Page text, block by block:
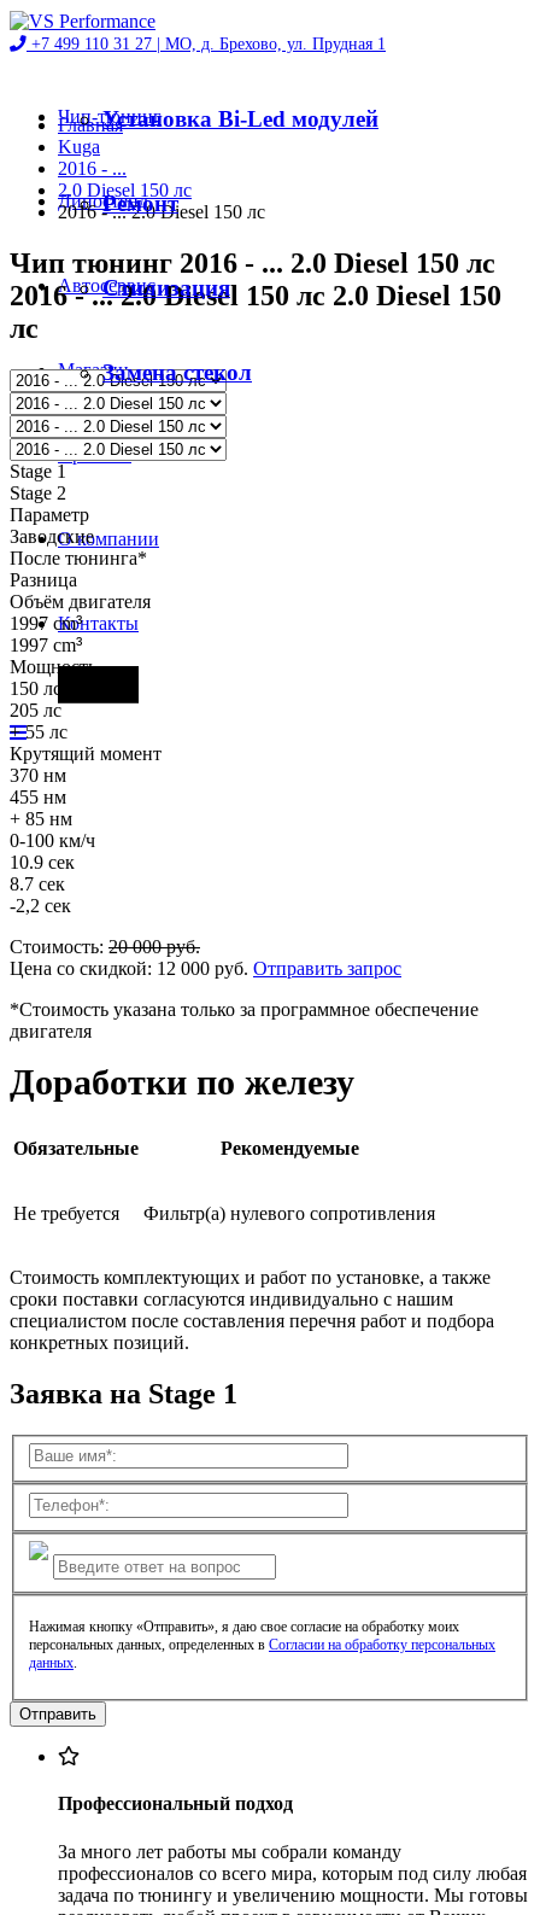
+7 499 110 31 27 | МО, д. Брехово, ул. Прудная 1
Чип-тюнинг
Диностенд
Автосервис
Магазин
Проекты
О компании
Контакты
Установка Bi-Led модулей
Ремонт
Стилизация
Замена стекол
Главная
Kuga
2016 - ...
2.0 Diesel 150 лс
2016 - ... 2.0 Diesel 150 лс
Чип тюнинг 2016 - ... 2.0 Diesel 150 лс
2016 - ... 2.0 Diesel 150 лс 2.0 Diesel 150
лс
Stage 1
Stage 2
Параметр
Заводские
После тюнинга*
Разница
Объём двигателя
1997 cm³
1997 cm³
Мощность
150 лс
205 лс
+ 55 лс
Крутящий момент
370 нм
455 нм
+ 85 нм
0-100 км/ч
10.9 сек
8.7 сек
-2,2 сек
Стоимость: 20 000руб.
Цена со скидкой: 12 000 руб. Отправить запрос
*Стоимость указана только за программное обеспечение
двигателя
Доработки по железу
Обязательные Рекомендуемые
Не требуется Фильтр(а) нулевого сопротивления
Стоимость комплектующих и работ по установке, а также
сроки поставки согласуются индивидуально с нашим
специалистом после составления перечня работ и подбора
конкретных позиций.
Заявка на Stage 1
Нажимая кнопку «Отправить», я даю свое согласие на обработку моих
персональных данных, определенных в Согласии на обработку персональных
данных.
Профессиональный подход
За много лет работы мы собрали команду
профессионалов со всего мира, которым под силу любая
задача по тюнингу и увеличению мощности. Мы готовы